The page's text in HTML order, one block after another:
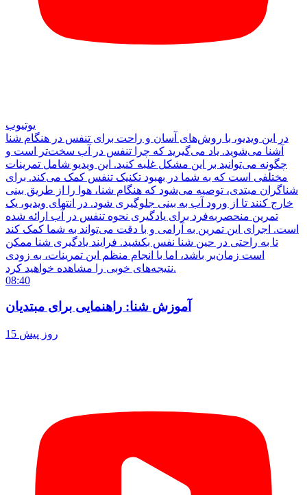
یوتیوب
در این ویدیو، با روش‌های آسان و راحت برای تنفس در هنگام شنا
آشنا می‌شوید. یاد می‌گیرید که چرا تنفس در آب سخت‌تر است و
چگونه می‌توانید بر این مشکل غلبه کنید. این ویدیو شامل تمرینات
مختلفی است که به شما در بهبود تکنیک تنفس کمک می‌کند. برای
شناگران مبتدی، توصیه می‌شود که هنگام شنا، هوا را از طریق بینی
خارج کنند تا از ورود آب به بینی جلوگیری شود. در انتهای ویدیو، یک
تمرین منحصربه‌فرد برای یادگیری نحوه تنفس در آب ارائه شده
است. اجرای این تمرین به آرامی و با دقت می‌تواند به شما کمک کند
تا به راحتی در حین شنا نفس بکشید. فرایند یادگیری شنا ممکن
است زمان‌بر باشد، اما با انجام منظم این تمرینات، به زودی
نتیجه‌های خوبی را مشاهده خواهید کرد.
08:40
آموزش شنا: راهنمایی برای مبتدیان
15 روز پیش